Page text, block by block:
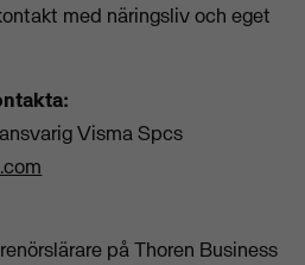
med näringsliv och eget
Visma Spcs
på Thoren Business